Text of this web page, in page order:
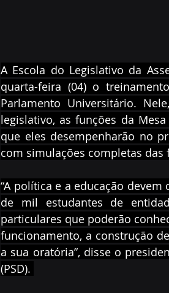
A Escola do Legislativo da
quarta-feira (04) o
Parlamento Universitário.
legislativo, as funções da
que eles desempenharão no
com simulações completas
“A política e a educação
de mil estudantes de
particulares que poderão
funcionamento, a construção
a sua oratória”, disse o
(PSD).